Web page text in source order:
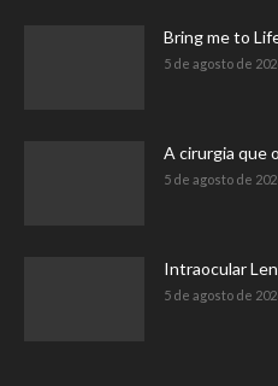
Bring me to
5 de agosto de
A cirurgia que
5 de agosto de
Intraocular
5 de agosto de